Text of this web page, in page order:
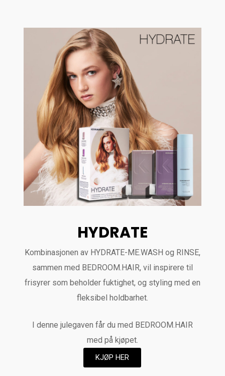
HYDRATE
Kombinasjonen av HYDRATE-ME.WASH og RINSE,
sammen med BEDROOM.HAIR, vil inspirere til
frisyrer som beholder fuktighet, og styling med en
fleksibel holdbarhet.
I denne julegaven får du med BEDROOM.HAIR
med på kjøpet.
KJØP HER